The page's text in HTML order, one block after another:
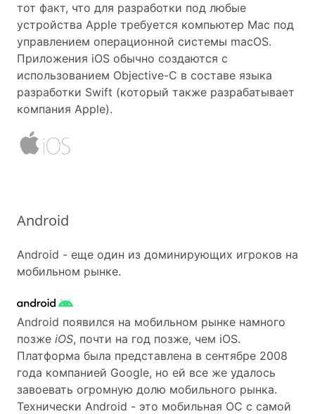
тот факт, что для разработки под любые
устройства Apple требуется компьютер Mac под
управлением операционной системы macOS.
Приложения iOS обычно создаются с
использованием Objective-C в составе языка
разработки Swift (который также разрабатывает
компания Apple).
Android
Android - еще один из доминирующих игроков на
мобильном рынке.
Android появился на мобильном рынке намного
позже iOS, почти на год позже, чем iOS.
Платформа была представлена в сентябре 2008
года компанией Google, но ей все же удалось
завоевать огромную долю мобильного рынка.
Технически Android - это мобильная ОС с самой